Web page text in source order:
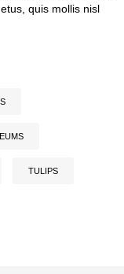
quis mollis nisl
TULIPS